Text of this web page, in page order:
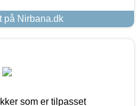
på Nirbana.dk
som er tilpasset